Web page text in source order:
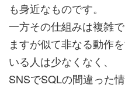
も身近なものです。
一方その仕組みは複雑
ますが似て非なる動作
いる人は少なくなく、
SNSでSQLの間違った